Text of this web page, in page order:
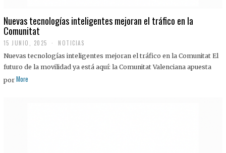
Nuevas tecnologías inteligentes mejoran el tráfico en la
Comunitat
15 JUNIO, 2025 NOTICIAS
Nuevas tecnologías inteligentes mejoran el tráfico en la Comunitat El
futuro de la movilidad ya está aquí: la Comunitat Valenciana apuesta
por More